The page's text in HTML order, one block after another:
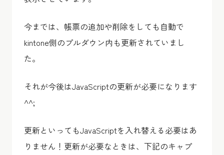
今までは、帳票の追加や削除をしても自動で
kintone側のプルダウン内も更新されていまし
た。
それが今後はJavaScriptの更新が必要になります
^^;
更新といってもJavaScriptを入れ替える必要はあ
りません！更新が必要なときは、下記のキャプ